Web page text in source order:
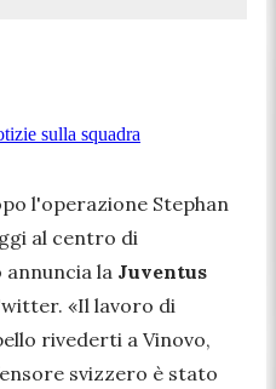
sulla squadra
l'operazione Stephan
al centro di
la Juventus
«Il lavoro di
rivederti a Vinovo,
svizzero è stato